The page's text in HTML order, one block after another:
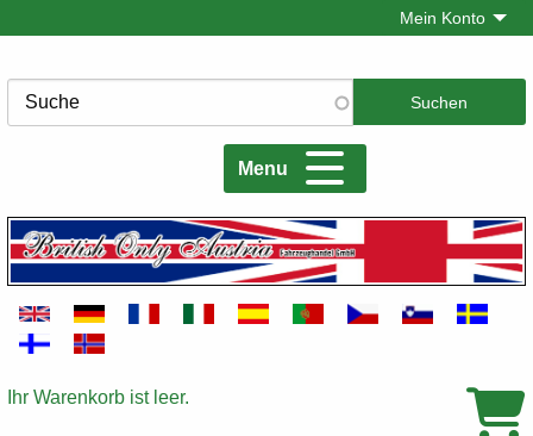
zum
Mein Konto
Suche
Menu
Warenkorb
Ihr Warenkorb ist leer.